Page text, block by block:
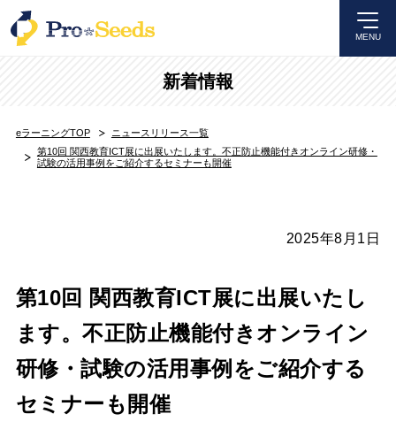
MENU
新着情報
eラーニングTOP
ニュースリリース一覧
第10回 関西教育ICT展に出展いたします。不正防止機能付きオンライン研修・
試験の活用事例をご紹介するセミナーも開催
2025年8月1日
第10回 関西教育ICT展に出展いたし
ます。不正防止機能付きオンライン
研修・試験の活用事例をご紹介する
セミナーも開催